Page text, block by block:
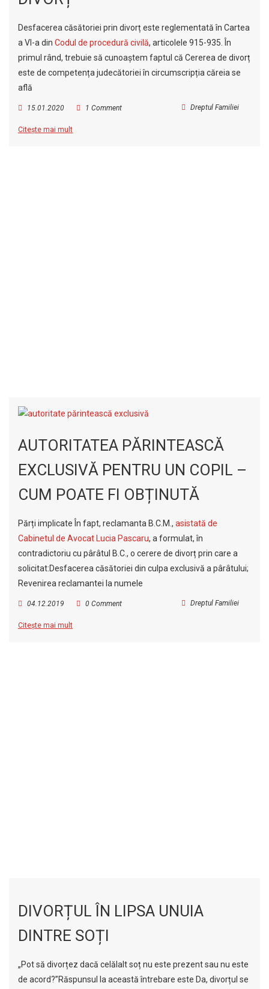
Desfacerea căsătoriei prin divorț este reglementată în Cartea
a VI-a din Codul de procedură civilă, articolele 915-935. În
primul rând, trebuie să cunoaștem faptul că Cererea de divorț
este de competența judecătoriei în circumscripția căreia se
află
15.01.2020 Dreptul Familiei
1 Comment
Citește mai mult
AUTORITATEA PĂRINTEASCĂ
EXCLUSIVĂ PENTRU UN COPIL –
CUM POATE FI OBȚINUTĂ
Părți implicate În fapt, reclamanta B.C.M., asistată de
Cabinetul de Avocat Lucia Pascaru, a formulat, în
contradictoriu cu pârâtul B.C., o cerere de divorț prin care a
solicitat:Desfacerea căsătoriei din culpa exclusivă a pârâtului;
Revenirea reclamantei la numele
04.12.2019 Dreptul Familiei
0 Comment
Citește mai mult
DIVORȚUL ÎN LIPSA UNUIA
DINTRE SOȚI
„Pot să divorțez dacă celălalt soț nu este prezent sau nu este
de acord?”Răspunsul la această întrebare este Da, divorțul se